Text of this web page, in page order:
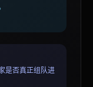
是否真正组队进